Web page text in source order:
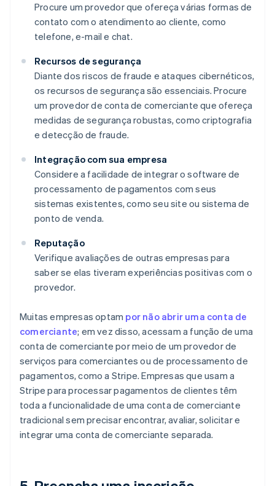
Procure um provedor que ofereça várias formas de
contato com o atendimento ao cliente, como
telefone, e-mail e chat.
Recursos de segurança
Diante dos riscos de fraude e ataques cibernéticos,
os recursos de segurança são essenciais. Procure
um provedor de conta de comerciante que ofereça
medidas de segurança robustas, como criptografia
e detecção de fraude.
Integração com sua empresa
Considere a facilidade de integrar o software de
processamento de pagamentos com seus
sistemas existentes, como seu site ou sistema de
ponto de venda.
Reputação
Verifique avaliações de outras empresas para
saber se elas tiveram experiências positivas com o
provedor.
Muitas empresas optam por não abrir uma conta de
comerciante; em vez disso, acessam a função de uma
conta de comerciante por meio de um provedor de
serviços para comerciantes ou de processamento de
pagamentos, como a Stripe. Empresas que usam a
Stripe para processar pagamentos de clientes têm
toda a funcionalidade de uma conta de comerciante
tradicional sem precisar encontrar, avaliar, solicitar e
integrar uma conta de comerciante separada.